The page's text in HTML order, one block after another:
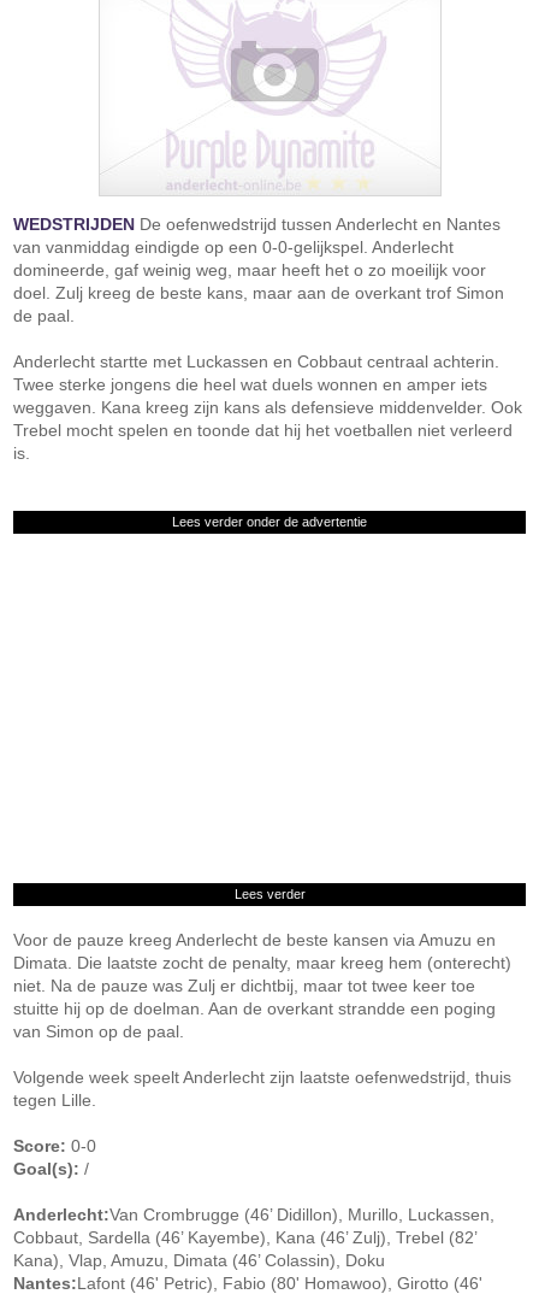
WEDSTRIJDEN De oefenwedstrijd tussen Anderlecht en Nantes
van vanmiddag eindigde op een 0-0-gelijkspel. Anderlecht
domineerde, gaf weinig weg, maar heeft het o zo moeilijk voor
doel. Zulj kreeg de beste kans, maar aan de overkant trof Simon
de paal.
Anderlecht startte met Luckassen en Cobbaut centraal achterin.
Twee sterke jongens die heel wat duels wonnen en amper iets
weggaven. Kana kreeg zijn kans als defensieve middenvelder. Ook
Trebel mocht spelen en toonde dat hij het voetballen niet verleerd
is.
Lees verder onder de advertentie
Lees verder
Voor de pauze kreeg Anderlecht de beste kansen via Amuzu en
Dimata. Die laatste zocht de penalty, maar kreeg hem (onterecht)
niet. Na de pauze was Zulj er dichtbij, maar tot twee keer toe
stuitte hij op de doelman. Aan de overkant strandde een poging
van Simon op de paal.
Volgende week speelt Anderlecht zijn laatste oefenwedstrijd, thuis
tegen Lille.
Score: 0-0
Goal(s): /
Anderlecht:Van Crombrugge (46’ Didillon), Murillo, Luckassen,
Cobbaut, Sardella (46’ Kayembe), Kana (46’ Zulj), Trebel (82’
Kana), Vlap, Amuzu, Dimata (46’ Colassin), Doku
Nantes:Lafont (46' Petric), Fabio (80' Homawoo), Girotto (46'